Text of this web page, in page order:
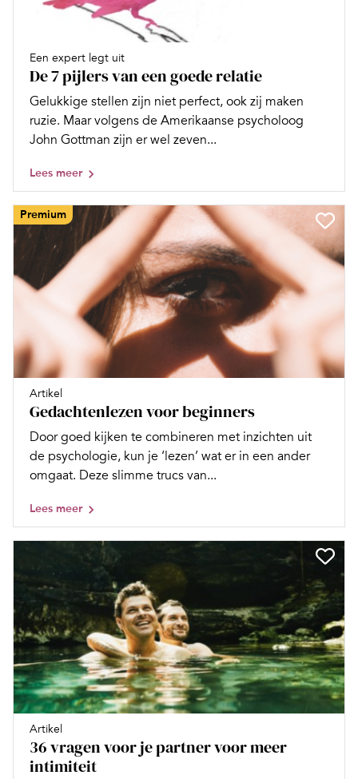
Een expert legt uit
De 7 pijlers van een goede relatie
Gelukkige stellen zijn niet perfect, ook zij maken
ruzie. Maar volgens de Amerikaanse psycholoog
John Gottman zijn er wel zeven...
Lees meer
Premium
Artikel
Gedachtenlezen voor beginners
Door goed kijken te combineren met inzichten uit
de psychologie, kun je ‘lezen’ wat er in een ander
omgaat. Deze slimme trucs van...
Lees meer
Artikel
36 vragen voor je partner voor meer
intimiteit